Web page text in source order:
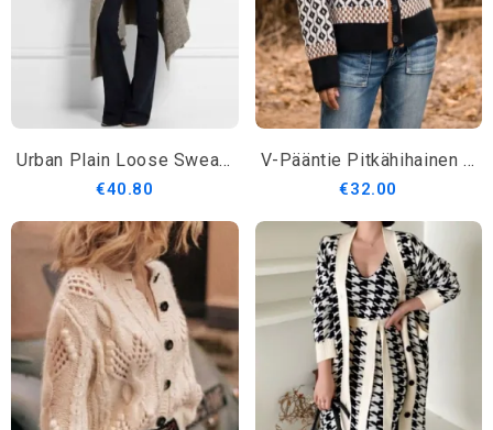
Urban Plain Loose Sweater Cardigan
€40.80
V-Pääntie Pitkähihainen Päällysvaatteet
€32.00